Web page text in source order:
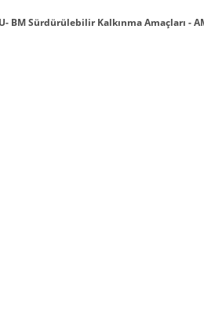
BM Sürdürülebilir Kalkınma Amaçları -